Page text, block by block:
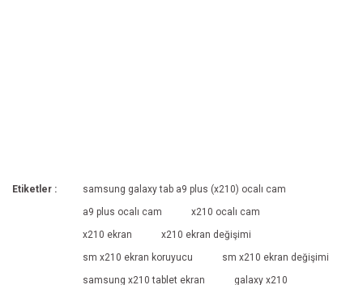
Etiketler :
samsung galaxy tab a9 plus (x210) ocalı cam
a9 plus ocalı cam
x210 ocalı cam
x210 ekran
x210 ekran değişimi
sm x210 ekran koruyucu
sm x210 ekran değişimi
samsung x210 tablet ekran
galaxy x210